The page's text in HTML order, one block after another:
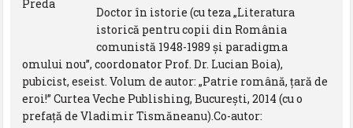
Doctor în istorie (cu teza „Literatura
istorică pentru copii din România
comunistă 1948-1989 și paradigma
omului nou”, coordonator Prof. Dr. Lucian Boia),
pubicist, eseist. Volum de autor: „Patrie română, țară de
eroi!” Curtea Veche Publishing, București, 2014 (cu o
prefață de Vladimir Tismăneanu).Co-autor: